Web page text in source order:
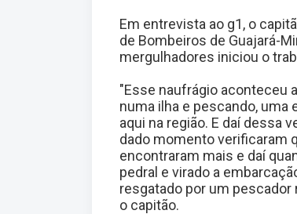
Em entrevista ao g1, o
de Bombeiros de Guajará-
mergulhadores iniciou o
"Esse naufrágio aconteceu
numa ilha e pescando,
aqui na região. E daí dessa
dado momento verificaram
encontraram mais e daí
pedral e virado a
resgatado por um
o capitão.